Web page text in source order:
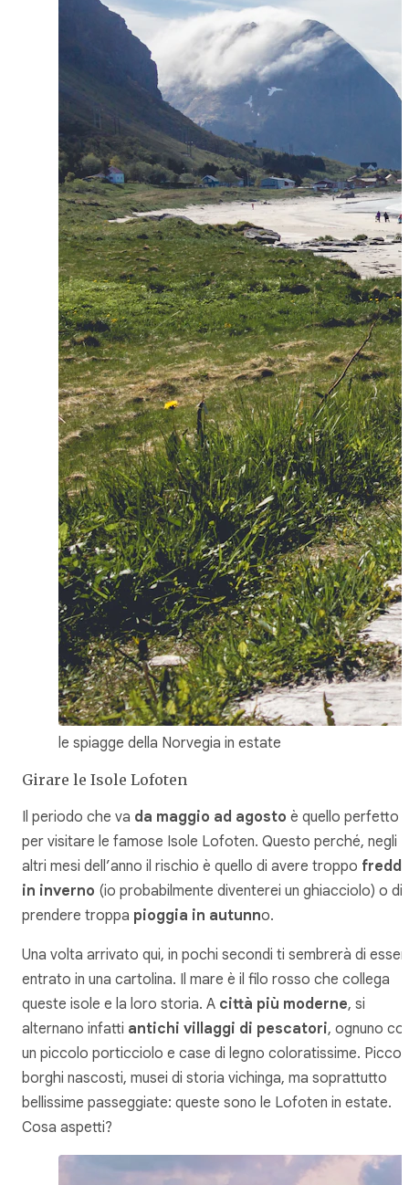
le spiagge della Norvegia in estate
Girare le Isole Lofoten
Il periodo che va da maggio ad agosto è quello perfetto
per visitare le famose Isole Lofoten. Questo perché, negli
altri mesi dell’anno il rischio è quello di avere troppo
in inverno (io probabilmente diventerei un ghiacciolo) o di
prendere troppa pioggia in autunno.
Una volta arrivato qui, in pochi secondi ti sembrerà di esser
entrato in una cartolina. Il mare è il filo rosso che collega
queste isole e la loro storia. A città più moderne, si
alternano infatti antichi villaggi di pescatori, ognuno
un piccolo porticciolo e case di legno coloratissime. Piccoli
borghi nascosti, musei di storia vichinga, ma soprattutto
bellissime passeggiate: queste sono le Lofoten in estate.
Cosa aspetti?